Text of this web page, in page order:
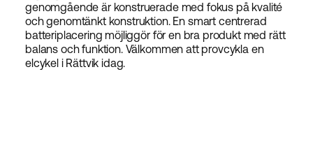
genomgående är konstruerade med fokus på kvalité
och genomtänkt konstruktion. En smart centrerad
batteriplacering möjliggör för en bra produkt med rätt
balans och funktion. Välkommen att provcykla en
elcykel i Rättvik idag.